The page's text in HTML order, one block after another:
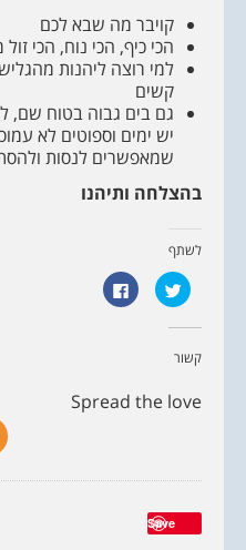
קויבר מה שבא לכם
הכי כיף, הכי נוח, הכי
למי רוצה ליהנות
קשים
גם בים גבוה בטוח שם,
יש ימים וספוטים לא
שמאפשרים לנסות
בהצלחה ותיהנו
לשתף
ל
ח
ת
י
ר
(
נ
ל
ח
ו
ס
קשור
Spread the love
Save